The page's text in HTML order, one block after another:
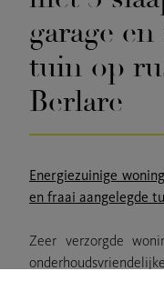
garage
tuin op
Berlare
Energiezuinige
en fraai aangelegde
Zeer verzorgde